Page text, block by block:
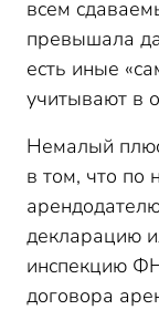
всем
превышала
есть иные
учитывают в
Немалый
в том, что по
декларацию
инспекцию
договора